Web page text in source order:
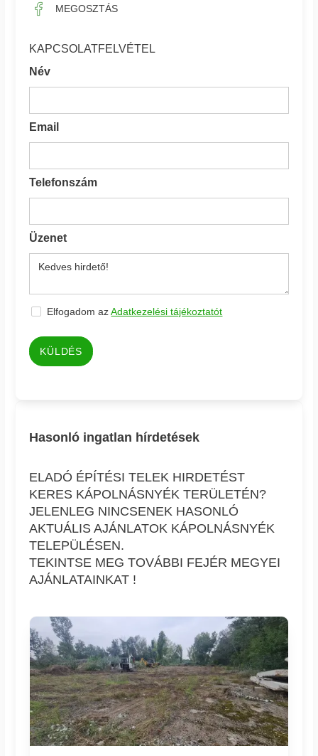
MEGOSZTÁS
KAPCSOLATFELVÉTEL
Név
Email
Telefonszám
Üzenet
Elfogadom azAdatkezelési tájékoztatót
KÜLDÉS
Hasonló ingatlan hírdetések
ELADÓ ÉPÍTÉSI TELEK HIRDETÉST
KERES KÁPOLNÁSNYÉK TERÜLETÉN?
JELENLEG NINCSENEK HASONLÓ
AKTUÁLIS AJÁNLATOK KÁPOLNÁSNYÉK
TELEPÜLÉSEN.
TEKINTSE MEG TOVÁBBI FEJÉR MEGYEI
AJÁNLATAINKAT !